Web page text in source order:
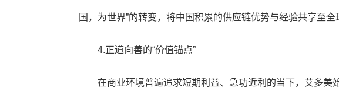
国，为世界”的转变，将中国积累的供应链优势与经验共享至全
4.正道向善的“价值锚点”
在商业环境普遍追求短期利益、急功近利的当下，艾多美